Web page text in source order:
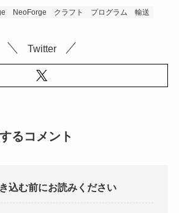
NeoForge クラフト プログラム 輸送
Twitter
るコメント
込む前にお読みください